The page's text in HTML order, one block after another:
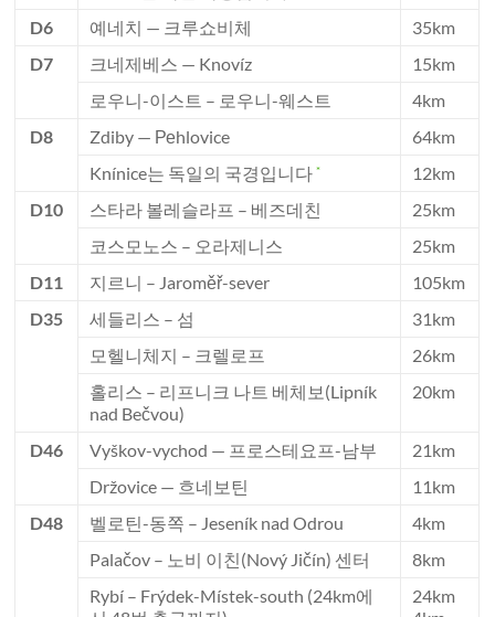
D6
예네치 — 크루쇼비체
35km
D7
크네제베스 — Knovíz
15km
로우니-이스트 – 로우니-웨스트
4km
D8
Zdiby — Реhlovice
64km
Knínice는 독일의 국경입니다*
12km
D10
스타라 볼레슬라프 – 베즈데친
25km
코스모노스 – 오라제니스
25km
D11
지르니 – Jaroměř-sever
105km
D35
세들리스 – 섬
31km
모헬니체지 – 크렐로프
26km
홀리스 – 리프니크 나트 베체보(Lipník
nad Bečvou)
20km
D46 Vyškov-vychod — 프로스테요프-남부
21km
Držovice — 흐네보틴
11km
D48
벨로틴-동쪽 – Jeseník nad Odrou
4km
Palačov – 노비 이친(Nový Jičín) 센터
8km
Rybí – Frýdek-Místek-south (24km에
24km